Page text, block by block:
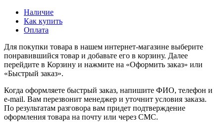
Наличие
Как купить
Оплата
Для покупки товара в нашем интернет-магазине выберите
понравившийся товар и добавьте его в корзину. Далее
перейдите в Корзину и нажмите на «Оформить заказ» или
«Быстрый заказ».
Когда оформляете быстрый заказ, напишите ФИО, телефон и
e-mail. Вам перезвонит менеджер и уточнит условия заказа.
По результатам разговора вам придет подтверждение
оформления товара на почту или через СМС.